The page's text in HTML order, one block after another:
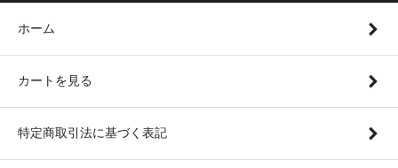
ホーム
カートを見る
特定商取引法に基づく表記